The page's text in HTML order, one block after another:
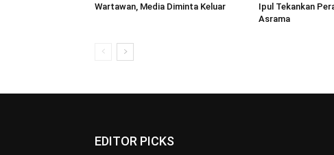
Wartawan, Media Diminta Keluar
Ipul Tekankan
Asrama
EDITOR PICKS